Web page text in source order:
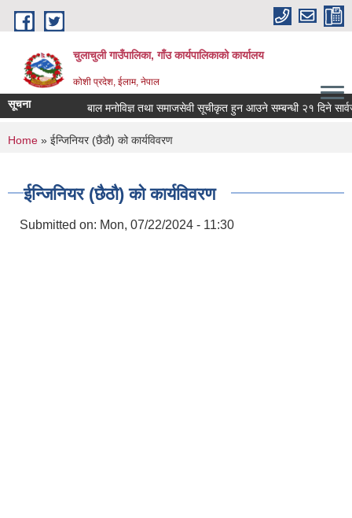
Skip to main content
चुलाचुली गाउँपालिका, गाँउ कार्यपालिकाको कार्यालय
कोशी प्रदेश, ईलाम, नेपाल
सूचना बाल मनोविज्ञ तथा समाजसेवी सूचीकृत हुन आउने सम्बन्धी २१ दिने
You are here
Home » ईन्जिनियर (छैठाै) को कार्यविवरण
ईन्जिनियर (छैठाै) को कार्यविवरण
Submitted on: Mon, 07/22/2024 - 11:30